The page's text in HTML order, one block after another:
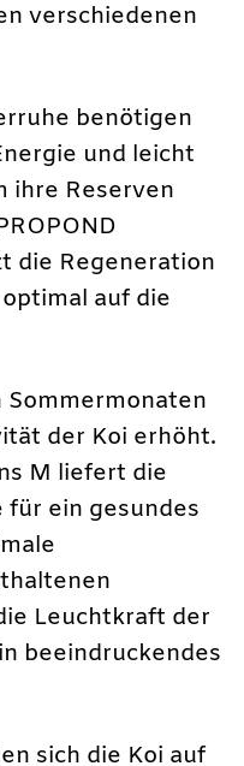
verschiedenen
benötigen
und leicht
ihre Reserven
die Regeneration
auf die
Sommermonaten
der Koi erhöht.
M liefert die
ein gesundes
Leuchtkraft der
beeindruckendes
sich die Koi auf